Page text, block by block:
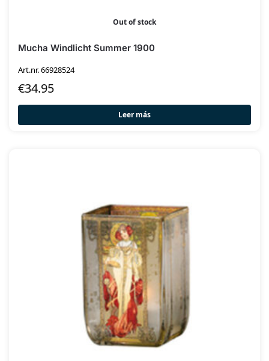
Out of stock
Mucha Windlicht Summer 1900
Art.nr. 66928524
€34.95
Leer más